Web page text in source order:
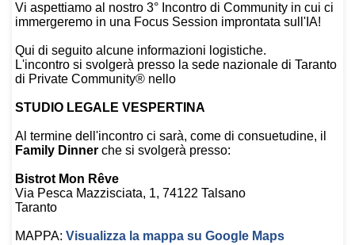
Vi aspettiamo al nostro 3° Incontro di Community in cui ci
immergeremo in una Focus Session improntata sull'IA!
Qui di seguito alcune informazioni logistiche.
L'incontro si svolgerà presso la sede nazionale di Taranto
di Private Community® nello
STUDIO LEGALE VESPERTINA
Al termine dell'incontro ci sarà, come di consuetudine, il
Family Dinner che si svolgerà presso:
Bistrot Mon Rêve
Via Pesca Mazzisciata, 1, 74122 Talsano
Taranto
MAPPA: Visualizza la mappa su Google Maps